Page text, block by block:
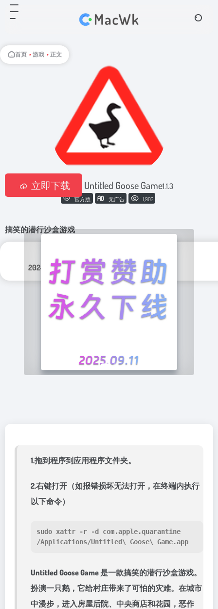
首页 • 游戏 • 正文
捣蛋鹅：Untitled Goose Game1.1.3
官方版 无广告 1,902
搞笑的潜行沙盒游戏
2024年 9月 19日 游戏
立即下载
1.拖到程序到应用程序文件夹。
2.右键打开（如报错损坏无法打开，在终端内执行
以下命令）
sudo xattr -r -d com.apple.quarantine
/Applications/Untitled\ Goose\ Game.app
Untitled Goose Game 是一款搞笑的潜行沙盒游戏。
扮演一只鹅，它给村庄带来了可怕的灾难。在城市
中漫步，进入房屋后院、中央商店和花园，恶作